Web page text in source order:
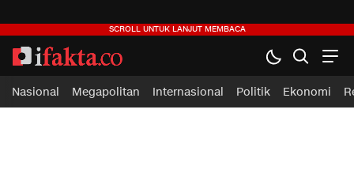
ifakta.co
#pastibenar
Nasional Megapolitan Internasional Politik Ekonomi